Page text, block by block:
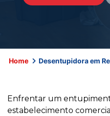
Home Desentupidora em
Enfrentar um
estabelecimento